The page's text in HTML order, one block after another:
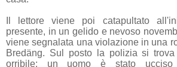
Il lettore viene poi catapultato
presente, in un gelido e nevoso
viene segnalata una violazione in una
Bredäng. Sul posto la polizia si
orribile: un uomo è stato ucciso